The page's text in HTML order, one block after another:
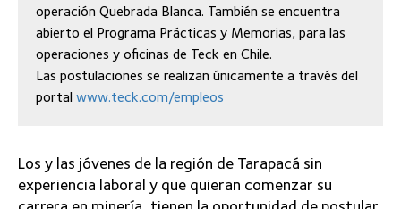
operación Quebrada Blanca. También se encuentra
abierto el Programa Prácticas y Memorias, para las
operaciones y oficinas de Teck en Chile.
Las postulaciones se realizan únicamente a través del
portal www.teck.com/empleos
Los y las jóvenes de la región de Tarapacá sin
experiencia laboral y que quieran comenzar su